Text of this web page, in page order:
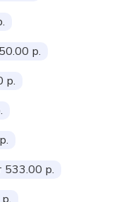
р.
р.
533.00 р.